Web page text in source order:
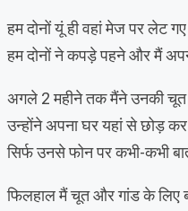
हम दोनों यूं ही वहां मेज पर लेट
हम दोनों ने कपड़े पहने और मैं
अगले 2 महीने तक मैंने उनकी चूत
उन्होंने अपना घर यहां से छोड़
सिर्फ उनसे फोन पर कभी-कभी
फिलहाल मैं चूत और गांड के लिए